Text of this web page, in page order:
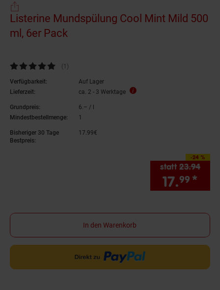
Listerine Mundspülung Cool Mint Mild 500
ml, 6er Pack
Kundenbewertung: 5 von 5 Sternen
(1 Kundenbewertungen
)
Verfügbarkeit:
Auf Lager
Lieferzeit:
ca. 2 - 3 Werktage
Grundpreis: 6.– / l
Mindestbestellmenge:
1
Bisheriger 30 Tage
Bestpreis:
17.99€
-24 %
Sie Sparen 24
statt 23.94
17.99 *
In den Warenkorb